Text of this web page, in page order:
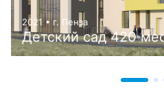
2021 • г. Пенза
Детский сад 420